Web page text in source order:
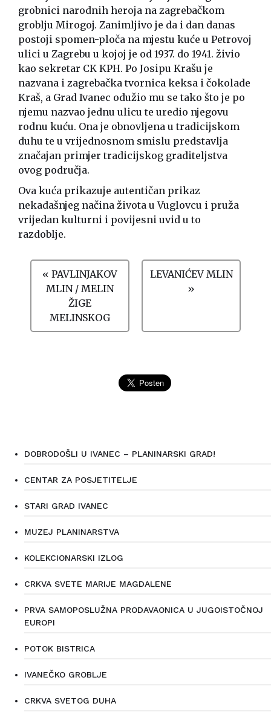
grobnici narodnih heroja na zagrebačkom
groblju Mirogoj. Zanimljivo je da i dan danas
postoji spomen-ploča na mjestu kuće u Petrovoj
ulici u Zagrebu u kojoj je od 1937. do 1941. živio
kao sekretar CK KPH. Po Josipu Krašu je
nazvana i zagrebačka tvornica keksa i čokolade
Kraš, a Grad Ivanec odužio mu se tako što je po
njemu nazvao jednu ulicu te uredio njegovu
rodnu kuću. Ona je obnovljena u tradicijskom
duhu te u vrijednosnom smislu predstavlja
značajan primjer tradicijskog graditeljstva
ovog područja.
Ova kuća prikazuje autentičan prikaz
nekadašnjeg načina života u Vuglovcu i pruža
vrijedan kulturni i povijesni uvid u to
razdoblje.
« PAVLINJAKOV
MLIN / MELIN
ŽIGE
MELINSKOG
LEVANIĆEV MLIN
»
DOBRODOŠLI U IVANEC – PLANINARSKI GRAD!
CENTAR ZA POSJETITELJE
STARI GRAD IVANEC
MUZEJ PLANINARSTVA
KOLEKCIONARSKI IZLOG
CRKVA SVETE MARIJE MAGDALENE
PRVA SAMOPOSLUŽNA PRODAVAONICA U JUGOISTOČNOJ
EUROPI
POTOK BISTRICA
IVANEČKO GROBLJE
CRKVA SVETOG DUHA